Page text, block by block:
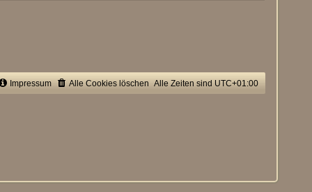
Alle Zeiten sind UTC+01:00
Alle Cookies löschen
Impressum